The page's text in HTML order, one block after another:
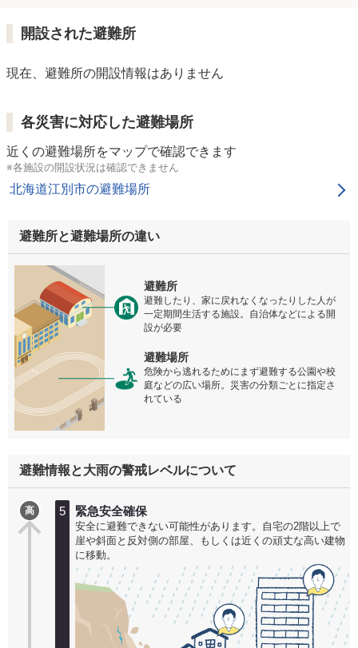
開設された避難所
現在、避難所の開設情報はありません
各災害に対応した避難場所
近くの避難場所をマップで確認できます
※各施設の開設状況は確認できません
北海道江別市の避難場所
避難所と避難場所の違い
避難所
避難したり、家に戻れなくなったりした人が
一定期間生活する施設。自治体などによる開
設が必要
避難場所
危険から逃れるためにまず避難する公園や校
庭などの広い場所。災害の分類ごとに指定さ
れている
避難情報と大雨の警戒レベルについて
高 5 緊急安全確保
安全に避難できない可能性があります。自宅の2階以上で
崖や斜面と反対側の部屋、もしくは近くの頑丈な高い建物
に移動。